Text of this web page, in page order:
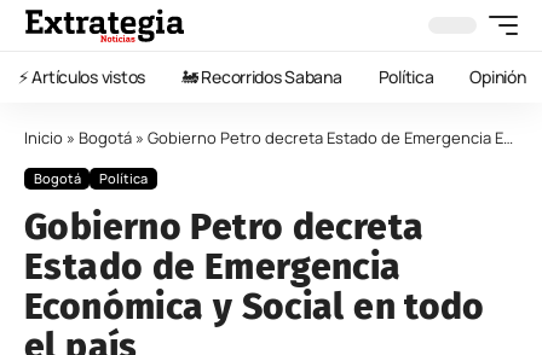
⚡️ Artículos vistos 🚂 Recorridos Sabana Política Opinión
Inicio » Bogotá » Gobierno Petro decreta Estado de Emergencia Económica y Social en todo el país
Bogotá Política
Gobierno Petro decreta
Estado de Emergencia
Económica y Social en todo
el país